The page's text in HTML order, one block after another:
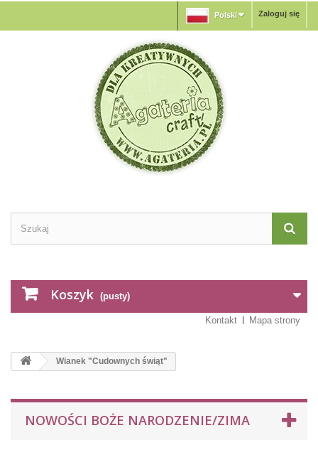
Zaloguj się
Polski
Koszyk (pusty)
Kontakt Mapa strony
Wianek "Cudownych świąt"
NOWOŚCI BOŻE NARODZENIE/ZIMA